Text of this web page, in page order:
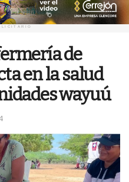
de
en la salud
wayuú